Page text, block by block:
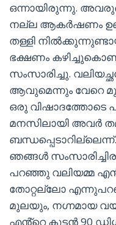
ഒന്നായിരുന്നു.
നല്ല ആകർഷണം
തള്ളി
ഭക്ഷണം
സംസാരിച്ചു.
ആവുമെന്നും വേറെ
ഒരു വിഷാദത്തോടെ
മനസിലായി അവർ
ഞങ്ങൾ
പറഞ്ഞു വലിയമ്മ
തോറ്റല്ലോ
മുലയും, നഗ്നമായ
എൻ്റെ കുട്ടൻ 90